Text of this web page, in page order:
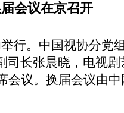
会议在京召开
。中国视协分党组
长张晨晓，电视
议。换届会议由